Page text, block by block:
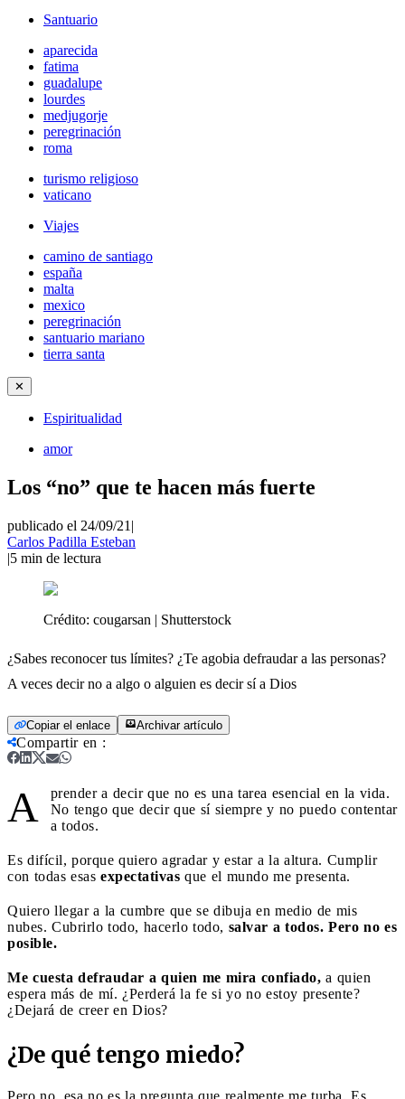
Santuario
aparecida
fatima
guadalupe
lourdes
medjugorje
peregrinación
roma
turismo religioso
vaticano
Viajes
camino de santiago
españa
malta
mexico
peregrinación
santuario mariano
tierra santa
✕
Espiritualidad
amor
Los “no” que te hacen más fuerte
publicado el 24/09/21 |
Carlos Padilla Esteban
|5 min de lectura
Crédito: cougarsan | Shutterstock
¿Sabes reconocer tus límites? ¿Te agobia defraudar a las personas?
A veces decir no a algo o alguien es decir sí a Dios
Copiar el enlace Archivar artículo
Compartir en :
A
prender a decir que no es una tarea esencial en la vida.
No tengo que decir que sí siempre y no puedo contentar
a todos.
Es difícil, porque quiero agradar y estar a la altura. Cumplir
con todas esas expectativas que el mundo me presenta.
Quiero llegar a la cumbre que se dibuja en medio de mis
nubes. Cubrirlo todo, hacerlo todo, salvar a todos. Pero no es
posible.
Me cuesta defraudar a quien me mira confiado, a quien
espera más de mí. ¿Perderá la fe si yo no estoy presente?
¿Dejará de creer en Dios?
¿De qué tengo miedo?
Pero no, esa no es la pregunta que realmente me turba. Es